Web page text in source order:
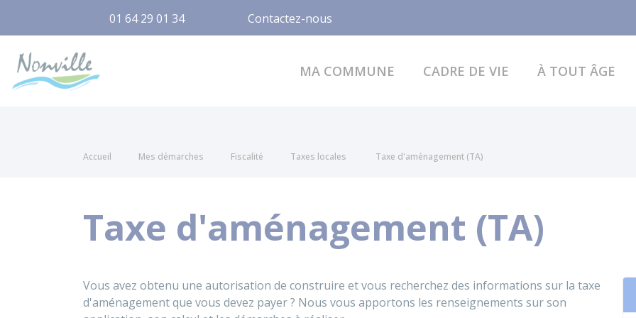
01 64 29 01 34 Contactez-nous
MA COMMUNE CADRE DE VIE À TOUT ÂGE
Accueil Mes démarches Fiscalité Taxes locales Taxe d'aménagement (TA)
Taxe d'aménagement (TA)
Vous avez obtenu une autorisation de construire et vous recherchez des informations sur la taxe
d'aménagement que vous devez payer ? Nous vous apportons les renseignements sur son